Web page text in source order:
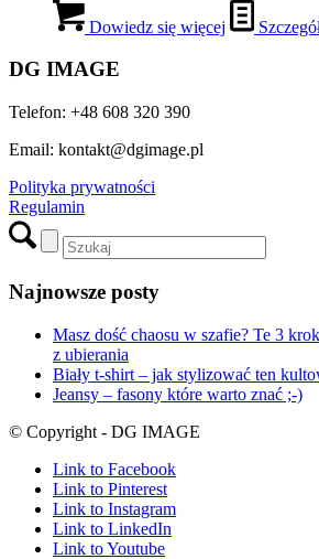
Dowiedz się więcej
DG IMAGE
Telefon: +48 608 320 390
Email: kontakt@dgimage.pl
Polityka prywatności
Regulamin
Najnowsze posty
Masz dość chaosu w szafie? Te 3
z ubierania
Biały t-shirt – jak stylizować ten
Jeansy – fasony które warto znać ;-)
© Copyright - DG IMAGE
Link to Facebook
Link to Pinterest
Link to Instagram
Link to LinkedIn
Link to Youtube